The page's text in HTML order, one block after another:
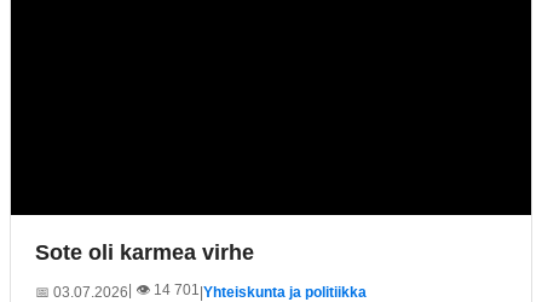
Sote oli karmea virhe
📅 03.07.2026 | 👁️ 14 701|Yhteiskunta ja politiikka